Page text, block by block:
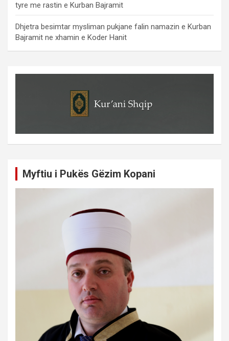
tyre me rastin e Kurban Bajramit
Dhjetra besimtar mysliman pukjane falin namazin e Kurban
Bajramit ne xhamin e Koder Hanit
Myftiu i Pukës Gëzim Kopani